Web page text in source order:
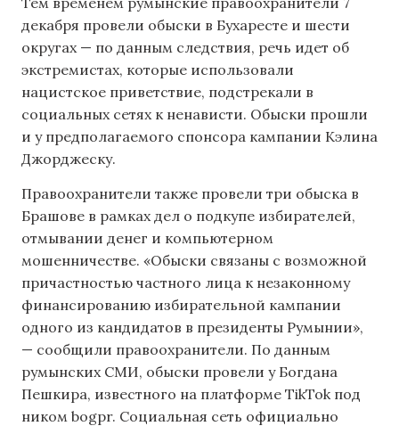
декабря провели обыски в Бухаресте и шести
округах — по данным следствия, речь идет об
экстремистах, которые использовали
нацистское приветствие, подстрекали в
социальных сетях к ненависти. Обыски прошли
и у предполагаемого спонсора кампании Кэлина
Джорджеску.
Правоохранители также провели три обыска в
Брашове в рамках дел о подкупе избирателей,
отмывании денег и компьютерном
мошенничестве. «Обыски связаны с возможной
причастностью частного лица к незаконному
финансированию избирательной кампании
одного из кандидатов в президенты Румынии»,
— сообщили правоохранители. По данным
румынских СМИ, обыски провели у Богдана
Пешкира, известного на платформе TikTok под
ником bogpr. Социальная сеть официально